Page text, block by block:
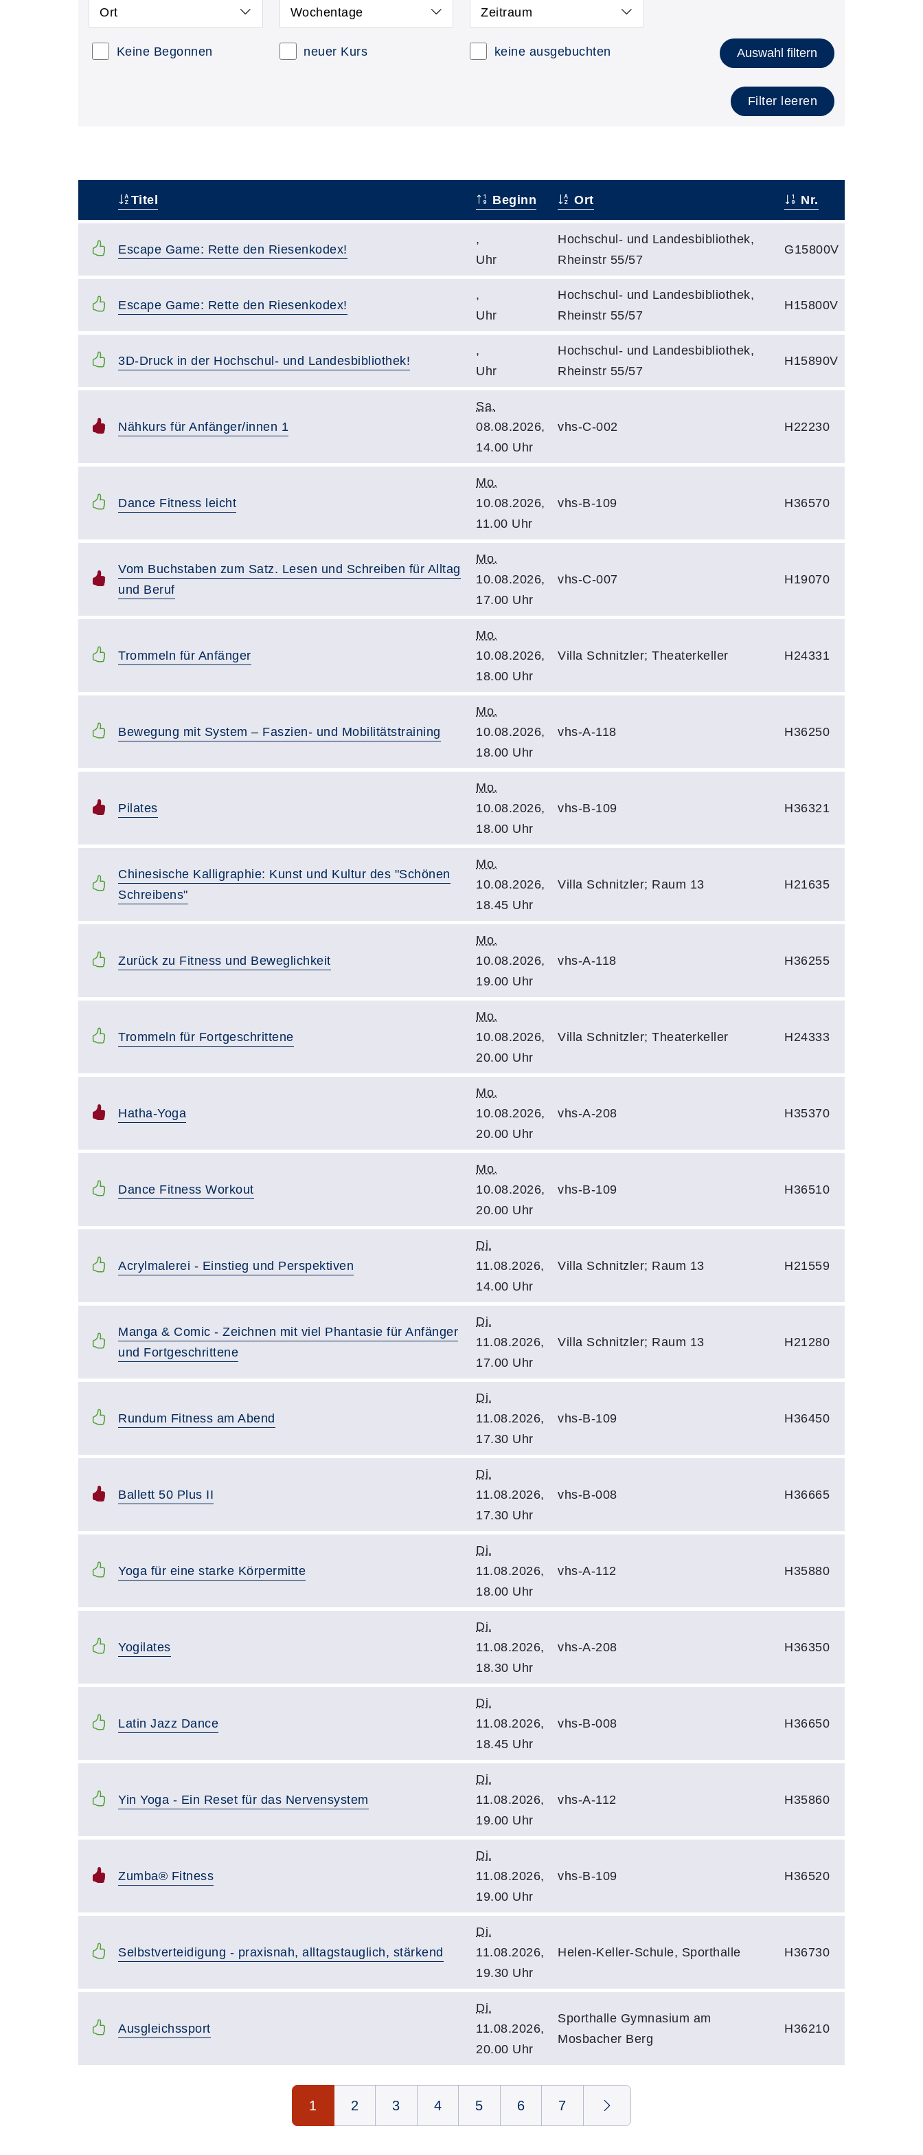
Ort Wochentage Zeitraum
Keine Begonnen neuer Kurs keine ausgebuchten Auswahl filtern
Filter leeren
Titel Beginn Ort Nr.
Escape Game: Rette den Riesenkodex!
,
Uhr
Hochschul- und Landesbibliothek,
Rheinstr 55/57
G15800V
Escape Game: Rette den Riesenkodex!
,
Uhr
Hochschul- und Landesbibliothek,
Rheinstr 55/57
H15800V
3D-Druck in der Hochschul- und Landesbibliothek!
,
Uhr
Hochschul- und Landesbibliothek,
Rheinstr 55/57
H15890V
Nähkurs für Anfänger/innen 1
Sa.
08.08.2026,
14.00 Uhr
vhs-C-002 H22230
Dance Fitness leicht
Mo.
10.08.2026,
11.00 Uhr
vhs-B-109 H36570
Vom Buchstaben zum Satz. Lesen und Schreiben für Alltag
und Beruf
Mo.
10.08.2026,
17.00 Uhr
vhs-C-007 H19070
Trommeln für Anfänger
Mo.
10.08.2026,
18.00 Uhr
Villa Schnitzler; Theaterkeller H24331
Bewegung mit System – Faszien- und Mobilitätstraining
Mo.
10.08.2026,
18.00 Uhr
vhs-A-118 H36250
Pilates
Mo.
10.08.2026,
18.00 Uhr
vhs-B-109 H36321
Chinesische Kalligraphie: Kunst und Kultur des "Schönen
Schreibens"
Mo.
10.08.2026,
18.45 Uhr
Villa Schnitzler; Raum 13 H21635
Zurück zu Fitness und Beweglichkeit
Mo.
10.08.2026,
19.00 Uhr
vhs-A-118 H36255
Trommeln für Fortgeschrittene
Mo.
10.08.2026,
20.00 Uhr
Villa Schnitzler; Theaterkeller H24333
Hatha-Yoga
Mo.
10.08.2026,
20.00 Uhr
vhs-A-208 H35370
Dance Fitness Workout
Mo.
10.08.2026,
20.00 Uhr
vhs-B-109 H36510
Acrylmalerei - Einstieg und Perspektiven
Di.
11.08.2026,
14.00 Uhr
Villa Schnitzler; Raum 13 H21559
Manga & Comic - Zeichnen mit viel Phantasie für Anfänger
und Fortgeschrittene
Di.
11.08.2026,
17.00 Uhr
Villa Schnitzler; Raum 13 H21280
Rundum Fitness am Abend
Di.
11.08.2026,
17.30 Uhr
vhs-B-109 H36450
Ballett 50 Plus II
Di.
11.08.2026,
17.30 Uhr
vhs-B-008 H36665
Yoga für eine starke Körpermitte
Di.
11.08.2026,
18.00 Uhr
vhs-A-112 H35880
Yogilates
Di.
11.08.2026,
18.30 Uhr
vhs-A-208 H36350
Latin Jazz Dance
Di.
11.08.2026,
18.45 Uhr
vhs-B-008 H36650
Yin Yoga - Ein Reset für das Nervensystem
Di.
11.08.2026,
19.00 Uhr
vhs-A-112 H35860
Zumba® Fitness
Di.
11.08.2026,
19.00 Uhr
vhs-B-109 H36520
Selbstverteidigung - praxisnah, alltagstauglich, stärkend
Di.
11.08.2026,
19.30 Uhr
Helen-Keller-Schule, Sporthalle H36730
Ausgleichssport
Di.
11.08.2026,
20.00 Uhr
Sporthalle Gymnasium am
Mosbacher Berg
H36210
1 2 3 4 5 6 7